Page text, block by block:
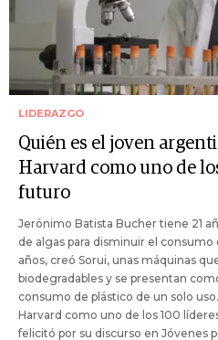
LIDERAZGO
Quién es el joven
Harvard como uno de
futuro
Jerónimo Batista Bucher tiene 21
de algas para disminuir el consumo
años, creó Sorui, unas máquinas
biodegradables y se presentan
consumo de plástico de un solo
Harvard como uno de los 100
felicitó por su discurso en Jóvenes